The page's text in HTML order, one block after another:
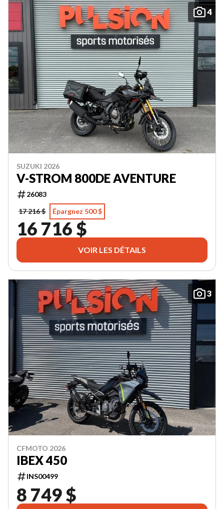
4
SUZUKI 2026
V-STROM 800DE AVENTURE
26083
17 216 $
Épargnez 500 $
16 716 $
VOIR LES DÉTAILS
3
CFMOTO 2026
IBEX 450
INS00499
8 749 $